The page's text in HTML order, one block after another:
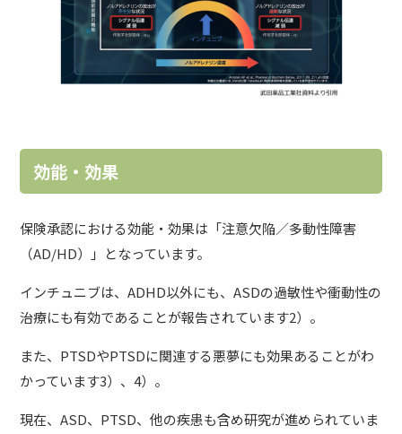
効能・効果
保険承認における効能・効果は「注意欠陥／多動性障害
（AD/HD）」となっています。
インチュニブは、ADHD以外にも、ASDの過敏性や衝動性の
治療にも有効であることが報告されています2）。
また、PTSDやPTSDに関連する悪夢にも効果あることがわ
かっています3）、4）。
現在、ASD、PTSD、他の疾患も含め研究が進められていま